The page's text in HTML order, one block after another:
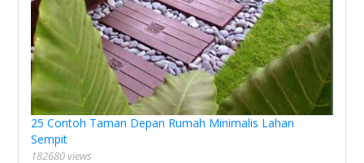
25 Contoh Taman Depan Rumah Minimalis Lahan
Sempit
182680 views